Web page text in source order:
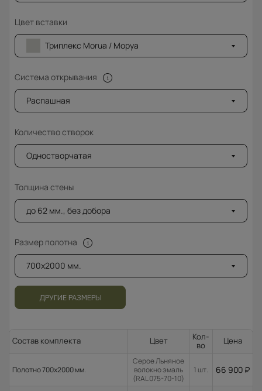
Цвет вставки
Триплекс Morua / Моруа
Система открывания
Распашная
Количество створок
Одностворчатая
Толщина стены
до 62 мм., без добора
Размер полотна
700x2000 мм.
ДРУГИЕ РАЗМЕРЫ
Состав комплекта Цвет
Кол-
во
Цена
Полотно 700x2000 мм.
Серое Льняное
волокно эмаль
(RAL 075-70-10)
1 шт. 66 900 ₽